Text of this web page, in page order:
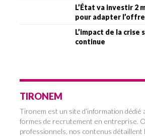
L’État va investir 2
pour adapter
L’impact de la crise
continue
TIRONEM
Tironem est un site d’information dédié
formes de recrutement en entreprise.
professionnels, nos contenus détaillent